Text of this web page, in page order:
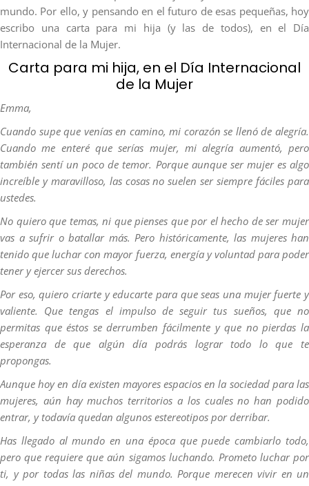
mundo. Por ello, y pensando en el futuro de esas pequeñas, hoy
escribo una carta para mi hija (y las de todos), en el Día
Internacional de la Mujer.
Carta para mi hija, en el Día Internacional
de la Mujer
Emma,
Cuando supe que venías en camino, mi corazón se llenó de alegría.
Cuando me enteré que serías mujer, mi alegría aumentó, pero
también sentí un poco de temor. Porque aunque ser mujer es algo
increíble y maravilloso, las cosas no suelen ser siempre fáciles para
ustedes.
No quiero que temas, ni que pienses que por el hecho de ser mujer
vas a sufrir o batallar más. Pero históricamente, las mujeres han
tenido que luchar con mayor fuerza, energía y voluntad para poder
tener y ejercer sus derechos.
Por eso, quiero criarte y educarte para que seas una mujer fuerte y
valiente. Que tengas el impulso de seguir tus sueños, que no
permitas que éstos se derrumben fácilmente y que no pierdas la
esperanza de que algún día podrás lograr todo lo que te
propongas.
Aunque hoy en día existen mayores espacios en la sociedad para las
mujeres, aún hay muchos territorios a los cuales no han podido
entrar, y todavía quedan algunos estereotipos por derribar.
Has llegado al mundo en una época que puede cambiarlo todo,
pero que requiere que aún sigamos luchando. Prometo luchar por
ti, y por todas las niñas del mundo. Porque merecen vivir en un